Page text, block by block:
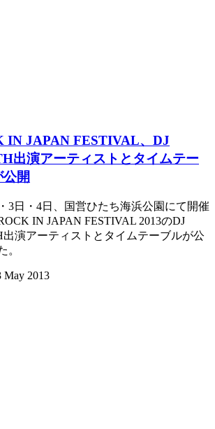
IN JAPAN FESTIVAL、DJ
出演アーティストとタイムテー
公開
3日・4日、国営ひたち海浜公園にて開催
IN JAPAN FESTIVAL 2013のDJ
出演アーティストとタイムテーブルが公
。
May 2013